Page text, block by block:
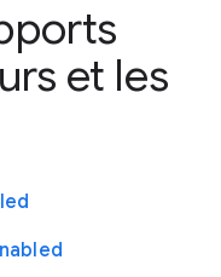
et les